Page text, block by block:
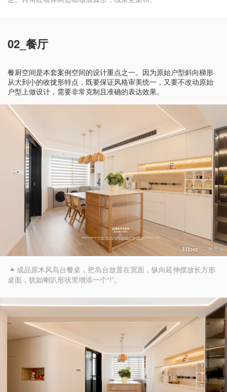
02_餐厅
餐厨空间是本套案例空间的设计重点之一。因为原始户型斜向梯形
从大到小的收拢形特点，既要保证风格审美统一，又要不改动原始
户型上做设计，需要非常克制且准确的表达效果。
 成品原木风岛台餐桌，把岛台放置在宽面，纵向延伸摆放长方形
桌面，犹如喇叭形状里增添一个“!”。